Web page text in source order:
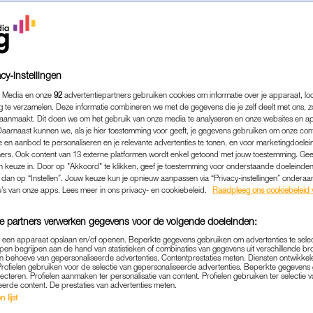
ZONDER KLEREN
TEGEN
NIEUWS|LINDA.
27-11-2019 | ANNELOES SCHOHAUS
protesteren met een serie foto’s zonder
zich fotograferen met een hele vis voor hun
instellingen
en onze 92 advertentiepartners gebruiken cookies om informatie over je apparaat,
te verzamelen. Deze informatie combineren we met de gegevens die je zelf deelt met ons,
Dit doen we om het gebruik van onze media te analyseren en onze websites en
kunnen we, als je hier toestemming voor geeft, je gegevens gebruiken om onze
en aanbod te personaliseren en je relevante advertenties te tonen, en voor
Ook content van 13 externe platformen wordt enkel getoond met jouw toestemming.
keuze in. Door op "Akkoord" te klikken, geef je toestemming voor onderstaande
op “Instellen”. Jouw keuze kun je opnieuw aanpassen via “Privacy-instellingen”
van onze apps. Lees meer in ons privacy- en cookiebeleid.
Raadpleeg ons cookiebeleid
partners verwerken gegevens voor de volgende doeleinden:
apparaat opslaan en/of openen. Beperkte gegevens gebruiken om advertenties te
begrijpen aan de hand van statistieken of combinaties van gegevens uit verschillende
behoeve van gepersonaliseerde advertenties. Contentprestaties meten. Diensten
gebruiken voor de selectie van gepersonaliseerde advertenties. Beperkte
Profielen aanmaken ter personalisatie van content. Profielen gebruiken ter selectie
content. De prestaties van advertenties meten.
lijst